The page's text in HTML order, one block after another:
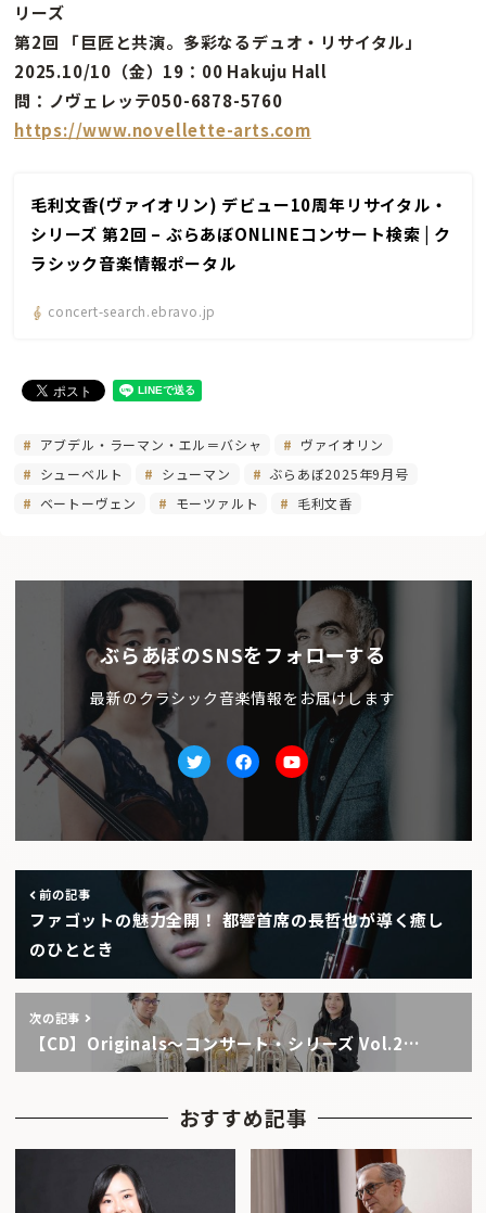
リーズ
第2回 「巨匠と共演。多彩なるデュオ・リサイタル」
2025.10/10（金）19：00 Hakuju Hall
問：ノヴェレッテ050-6878-5760
https://www.novellette-arts.com
毛利文香(ヴァイオリン) デビュー10周年リサイタル・
シリーズ 第2回 – ぶらあぼONLINEコンサート検索 | ク
ラシック音楽情報ポータル
concert-search.ebravo.jp
アブデル・ラーマン・エル＝バシャ
ヴァイオリン
シューベルト
シューマン
ぶらあぼ2025年9月号
ベートーヴェン
モーツァルト 毛利文香
ぶらあぼのSNSをフォローする
最新のクラシック音楽情報をお届けします
TwitterfacebookYoutube
前の記事
ファゴットの魅力全開！ 都響首席の長哲也が導く癒し
のひととき
次の記事
【CD】Originals〜コンサート・シリーズ Vol.2…
おすすめ記事